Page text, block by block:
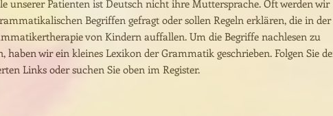
unserer Patienten ist Deutsch nicht ihre Muttersprache. Oft werden wir
Begriffen gefragt oder sollen Regeln erklären, die in der
von Kindern auffallen. Um die Begriffe nachlesen zu
haben wir ein kleines Lexikon der Grammatik geschrieben. Folgen Sie
Links oder suchen Sie oben im Register.